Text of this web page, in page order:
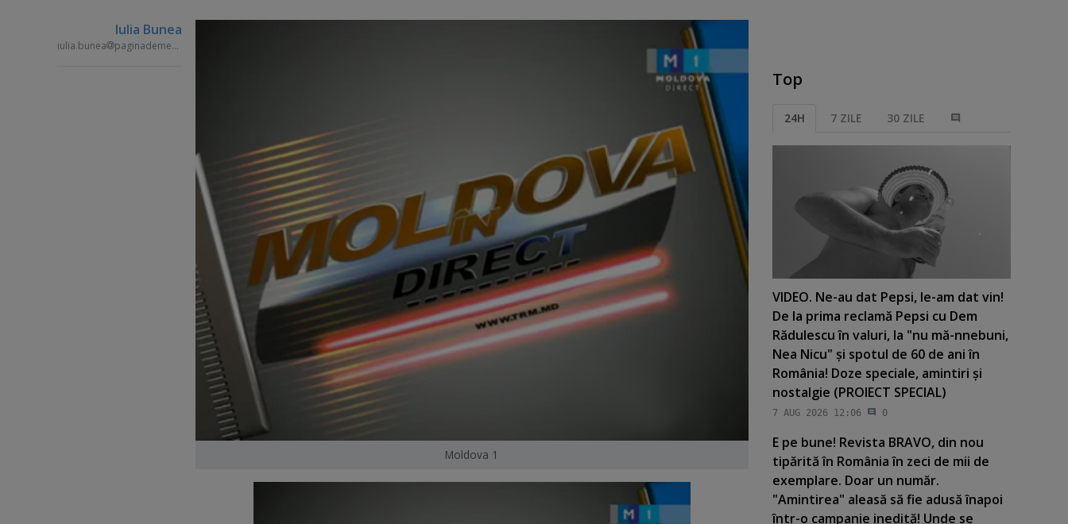
Iulia Bunea
iulia.bunea paginademedia.ro
Moldova 1
Top
24H 7 ZILE 30 ZILE
VIDEO. Ne-au dat Pepsi, le-am dat vin!
De la prima reclamă Pepsi cu Dem
Rădulescu în valuri, la "nu mă-nnebuni,
Nea Nicu" şi spotul de 60 de ani în
România! Doze speciale, amintiri şi
nostalgie (PROIECT SPECIAL)
7 AUG 2026 12:06 0
E pe bune! Revista BRAVO, din nou
tipărită în România în zeci de mii de
exemplare. Doar un număr.
"Amintirea" aleasă să fie adusă înapoi
într-o campanie inedită! Unde se